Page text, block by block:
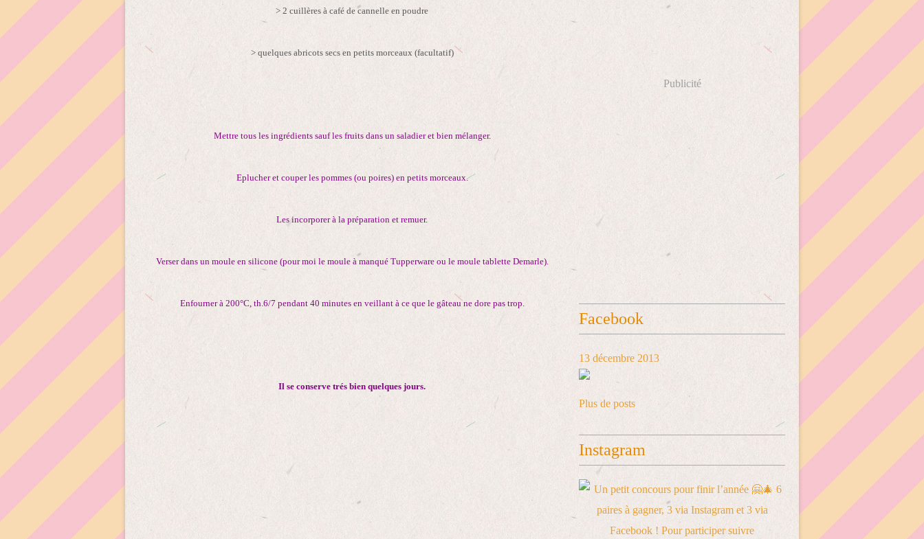
> 2 cuillères à café de cannelle en poudre
> quelques abricots secs en petits morceaux (facultatif)
Mettre tous les ingrédients sauf les fruits dans un saladier et bien mélanger.
Eplucher et couper les pommes (ou poires) en petits morceaux.
Les incorporer à la préparation et remuer.
Verser dans un moule en silicone (pour moi le moule à manqué Tupperware ou le moule tablette Demarle).
Enfourner à 200°C, th.6/7 pendant 40 minutes en veillant à ce que le gâteau ne dore pas trop.
Il se conserve trés bien quelques jours.
Publicité
Facebook
13 décembre 2013
Plus de posts
Instagram